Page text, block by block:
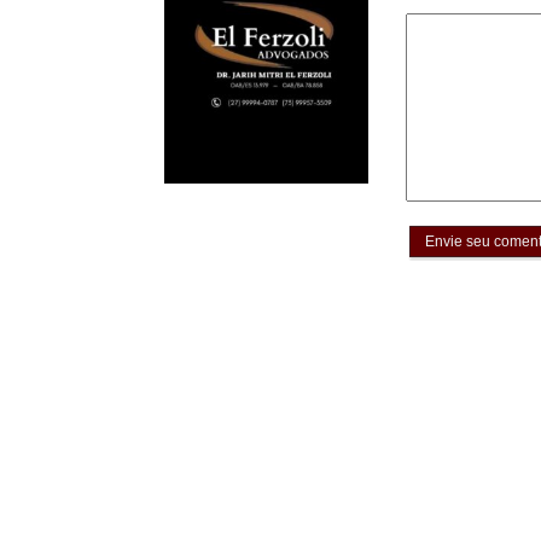
Envie seu